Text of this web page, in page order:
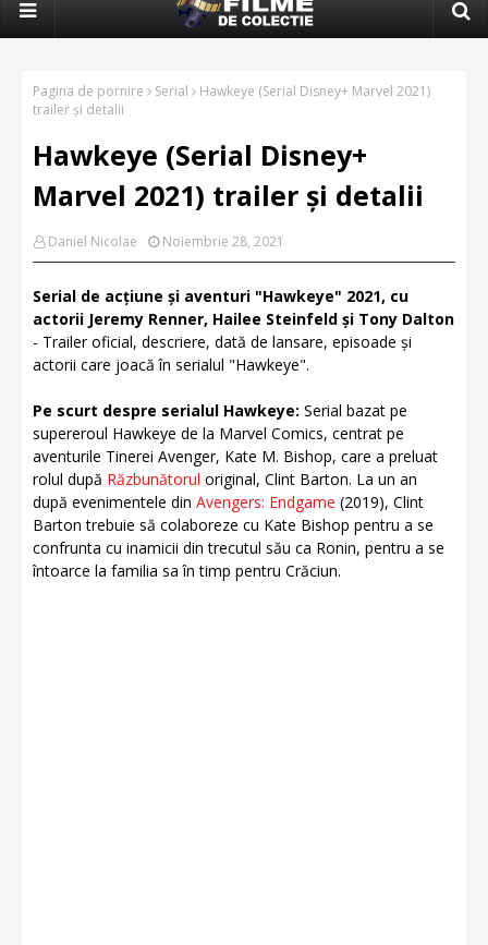
Pagina de pornire Serial
Hawkeye (Serial Disney+ Marvel 2021)
trailer și detalii
Hawkeye (Serial Disney+
Marvel 2021) trailer și detalii
Daniel Nicolae Noiembrie 28, 2021
Serial de acțiune și aventuri "Hawkeye" 2021, cu
actorii Jeremy Renner, Hailee Steinfeld și Tony Dalton
- Trailer oficial, descriere, dată de lansare, episoade și
actorii care joacă în serialul "Hawkeye".
Pe scurt despre serialul Hawkeye: Serial bazat pe
supereroul Hawkeye de la Marvel Comics, centrat pe
aventurile Tinerei Avenger, Kate M. Bishop, care a preluat
rolul după Răzbunătorul original, Clint Barton. La un an
după evenimentele din Avengers: Endgame (2019), Clint
Barton trebuie să colaboreze cu Kate Bishop pentru a se
confrunta cu inamicii din trecutul său ca Ronin, pentru a se
întoarce la familia sa în timp pentru Crăciun.